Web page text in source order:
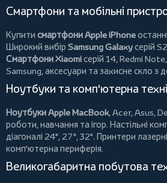
Смартфони та мобільні
Купити смартфони Apple iPhone
Широкий вибір Samsung Galaxyсерій
Смартфони Xiaomiсерій 14, Redmi
Samsung, аксесуари тазахисне скло з
Ноутбуки та комп'ютерна
Ноутбуки Apple MacBook,Acer,Asus,
роботи, навчання та ігор. Настільні
діагоналі 24", 27", 32". Принтери
комп'ютерна периферія.
Великогабаритна побутова